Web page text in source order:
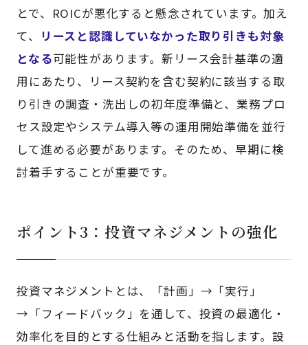
とで、ROICが悪化すると懸念されています。加え
て、
リースと認識していなかった取り引きも対象
となる可能性があります。新リース会計基準の適
用にあたり、リース契約を含む契約に該当する取
り引きの調査・洗出しの初年度準備と、業務プロ
セス設定やシステム導入等の運用開始準備を並行
して進める必要があります。そのため、早期に検
討着手することが重要です。
ポイント3：投資マネジメントの強化
投資マネジメントとは、「計画」→「実行」
→「フィードバック」を通して、投資の最適化・
効率化を目的とする仕組みと活動を指します。設